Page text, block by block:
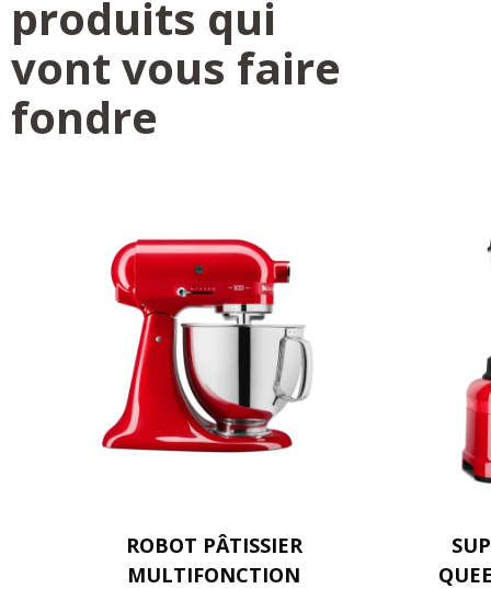
produits qui
vont vous faire
fondre
ROBOT PÂTISSIER
MULTIFONCTION